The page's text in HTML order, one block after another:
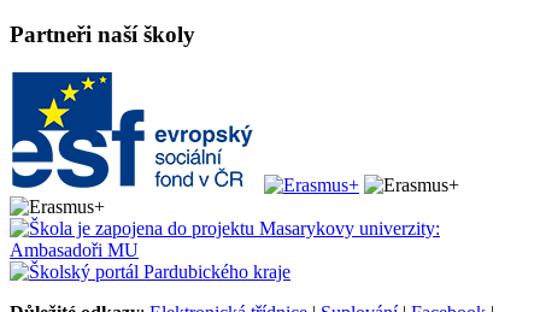
Partneři naší školy